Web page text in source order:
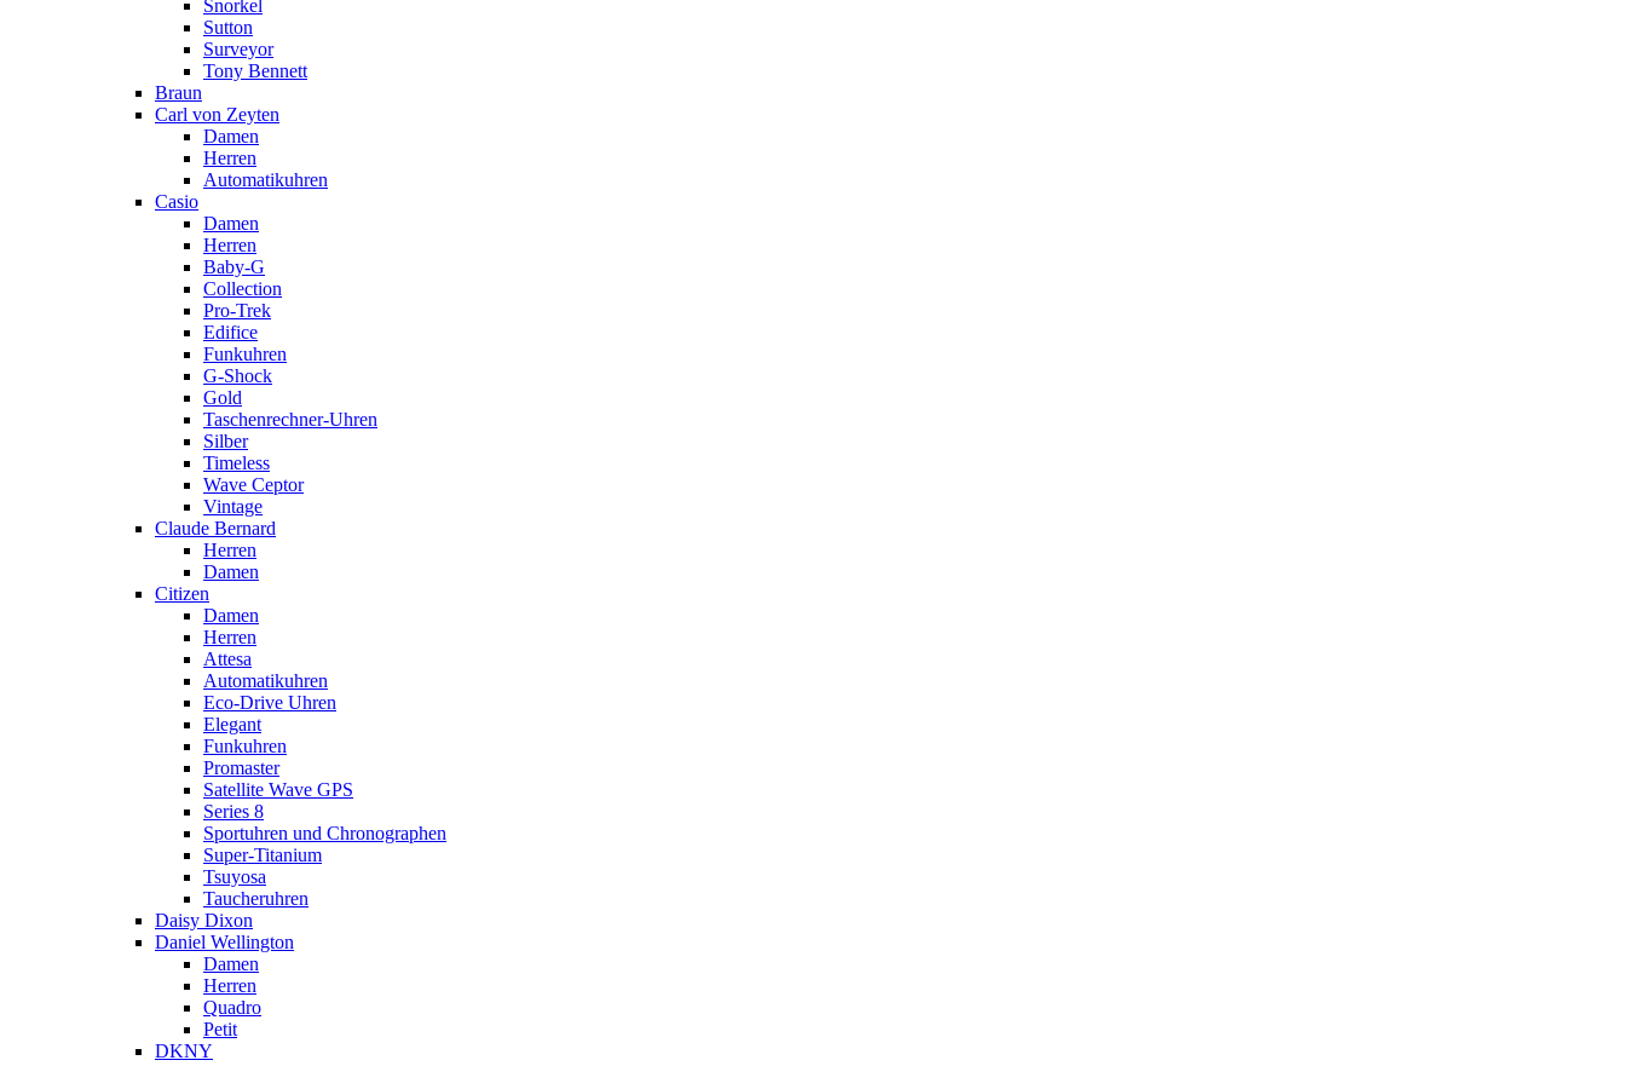
Snorkel
Sutton
Surveyor
Tony Bennett
Braun
Carl von Zeyten
Damen
Herren
Automatikuhren
Casio
Damen
Herren
Baby-G
Collection
Pro-Trek
Edifice
Funkuhren
G-Shock
Gold
Taschenrechner-Uhren
Silber
Timeless
Wave Ceptor
Vintage
Claude Bernard
Herren
Damen
Citizen
Damen
Herren
Attesa
Automatikuhren
Eco-Drive Uhren
Elegant
Funkuhren
Promaster
Satellite Wave GPS
Series 8
Sportuhren und Chronographen
Super-Titanium
Tsuyosa
Taucheruhren
Daisy Dixon
Daniel Wellington
Damen
Herren
Quadro
Petit
DKNY